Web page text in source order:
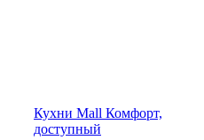
Кухни Mall Комфорт,
доступный